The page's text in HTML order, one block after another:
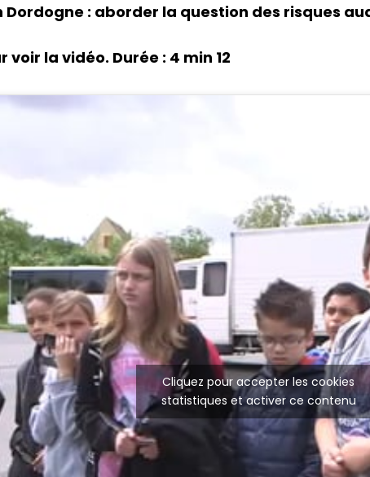
Dordogne : aborder la question des risques
la vidéo. Durée : 4 min 12
Cliquez pour accepter les cookies
statistiques et activer ce contenu